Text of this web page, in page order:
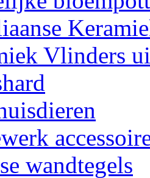
Vlinders
wandtegels